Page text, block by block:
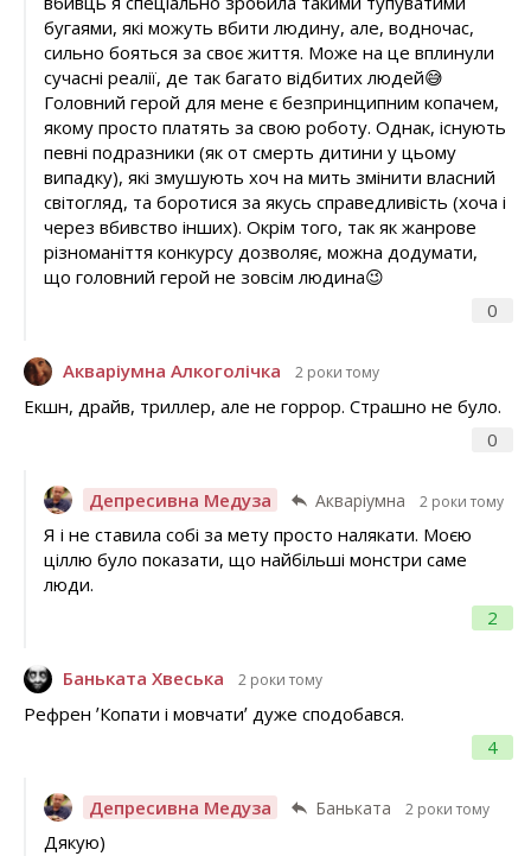
0
бугаями, які можуть вбити людину, але, водночас,
сильно бояться за своє життя. Може на це вплинули
сучасні реалії, де так багато відбитих людей😅
Головний герой для мене є безпринципним копачем,
якому просто платять за свою роботу. Однак, існують
певні подразники (як от смерть дитини у цьому
випадку), які змушують хоч на мить змінити власний
світогляд, та боротися за якусь справедливість (хоча і
через вбивство інших). Окрім того, так як жанрове
різноманіття конкурсу дозволяє, можна додумати,
що головний герой не зовсім людина😉
Акваріумна Алкоголічка 2 роки тому
0
Екшн, драйв, триллер, але не горрор. Страшно не було.
Депресивна Медуза Акваріумна 2 роки тому
2
Я і не ставила собі за мету просто налякати. Моєю
ціллю було показати, що найбільші монстри саме
люди.
Баньката Хвеська 2 роки тому
4
Рефрен ʼКопати і мовчатиʼ дуже сподобався.
Депресивна Медуза Баньката 2 роки тому
Дякую)